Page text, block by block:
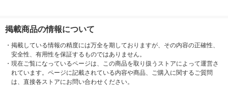
掲載商品の情報について
・ 掲載している情報の精度には万全を期しておりますが、その内容の正確性、
安全性、有用性を保証するものではありません。
・ 現在ご覧になっているページは、この商品を取り扱うストアによって運営さ
れています。ページに記載されている内容や商品、ご購入に関するご質問
は、直接各ストアにお問い合わせください。